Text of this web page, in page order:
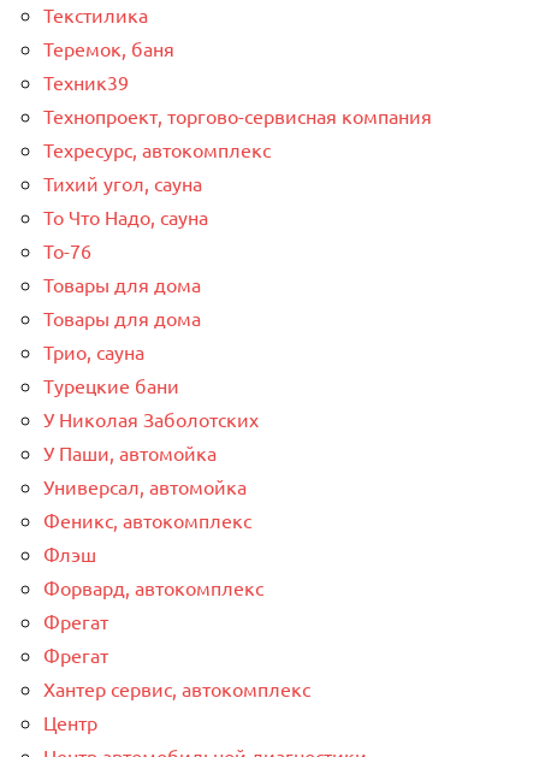
Текстилика
Теремок, баня
Техник39
Технопроект, торгово-сервисная компания
Техресурс, автокомплекс
Тихий угол, сауна
То Что Надо, сауна
То-76
Товары для дома
Товары для дома
Трио, сауна
Турецкие бани
У Николая Заболотских
У Паши, автомойка
Универсал, автомойка
Феникс, автокомплекс
Флэш
Форвард, автокомплекс
Фрегат
Фрегат
Хантер сервис, автокомплекс
Центр